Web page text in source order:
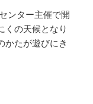
ンター主催で開
くの天候となり
かたが遊びにき